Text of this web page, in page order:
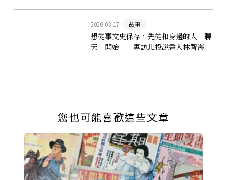
2020-03-17 故事
想從事文史保存，先從和身邊的人「聊
天」開始──專訪北投說書人林智海
您也可能喜歡這些文章